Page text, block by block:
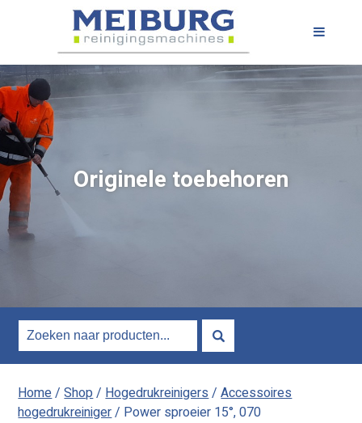
Originele toebehoren
Home/Shop/Hogedrukreinigers/Accessoires
hogedrukreiniger/ Power sproeier 15°, 070